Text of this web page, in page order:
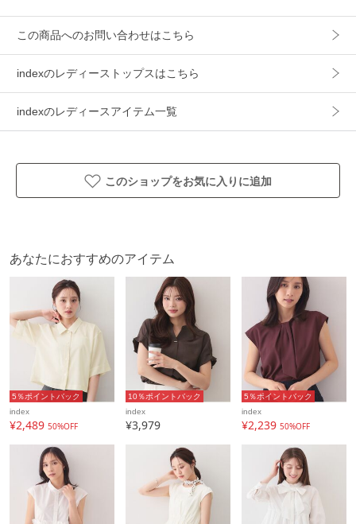
・軽い着心地で、通勤からお出かけまで幅広く活躍する一枚
※照明の関係により、実際よりも色味が違って見える場合が
本商品は、ご注文確定後に取り寄せにてお客様への出荷手配
また、商品は他社サイトと在庫を共有しているため、ご注文
います。
アイテム情報
全国一律715円（税込）
（税込5,000円以上ご購入で送料無料）
商品コード 202601C5885041
性別タイプ レディース
カテゴリ シャツ・ブラウス
レーヨン70％ ポリエステル30％
この商品へのお問い合わせはこちら
indexのレディーストップスはこちら
indexのレディースアイテム一覧
このショップをお気に入りに追加
あなたにおすすめのアイテム
5％ポイントバック
index
¥2,489 50%OFF
10％ポイントバック
index
¥3,979
5％ポイントバック
index
¥2,239 50%OFF